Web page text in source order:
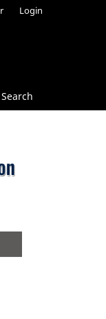
Search
Login